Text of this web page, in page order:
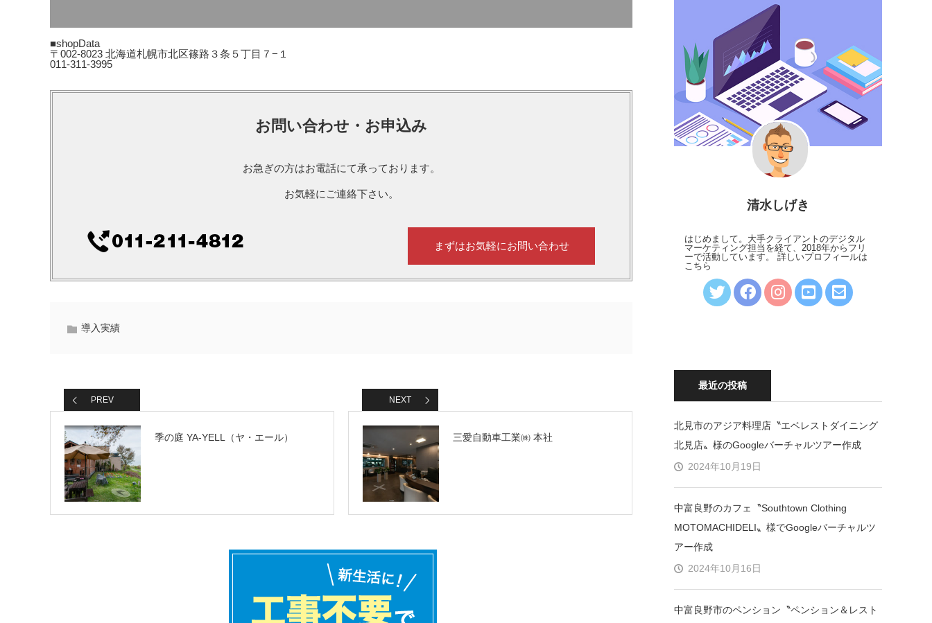
■shopData
〒002-8023 北海道札幌市北区篠路３条５丁目７−１
011-311-3995
お問い合わせ・お申込み
お急ぎの方はお電話にて承っております。
お気軽にご連絡下さい。
まずはお気軽にお問い合わせ
導入実績
PREV
季の庭 YA-YELL（ヤ・エール）
NEXT
三愛自動車工業㈱ 本社
清水しげき
はじめまして。大手クライアントのデジタル
マーケティング担当を経て、2018年からフリ
ーで活動しています。 詳しいプロフィールは
こちら
最近の投稿
北見市のアジア料理店〝エベレストダイニング
北見店〟様のGoogleバーチャルツアー作成
2024年10月19日
中富良野のカフェ〝Southtown Clothing
MOTOMACHIDELI〟様でGoogleバーチャルツ
アー作成
2024年10月16日
中富良野市のペンション〝ペンション＆レスト